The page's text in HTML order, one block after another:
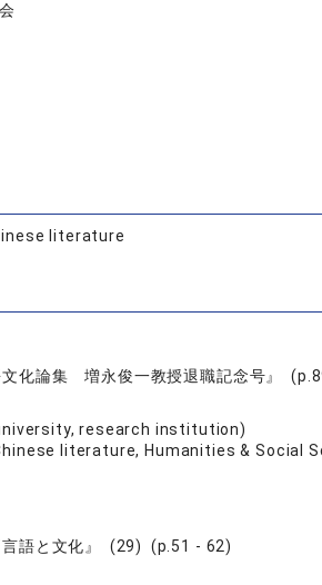
literature
化論集 増永俊一教授退職記念号』
research institution)
literature, Humanities & Social
言語と文化』 (29) (p.51 - 62)